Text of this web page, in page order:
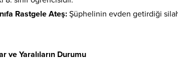
Rastgele Ateş: Şüphelinin evden getirdiği
ve Yaralıların Durumu